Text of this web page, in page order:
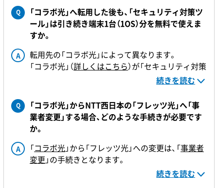
※西日本エリアからおかけください。
確認ください。
なお、転用時にプロバイダーを変更される場合、現
在ご利用中のプロバイダーのご解約手続きが必要
です（自動的に解約されません）。
現在ご利用中のプロバイダーを解約される場合、ご
契約内容によっては解約金が発生する場合があり
ますので、詳しくはご解約時にお問い合わせくださ
「コラボ光」に転用時のオプションサービスについ
て、詳しくはこちらをご確認ください。
Q
「コラボ光」へ転用した後も、「セキュリティ対策ツ
ール」は引き続き端末1台（1OS）分を無料で使えま
すか。
A
転用先の「コラボ光」によって異なります。
「コラボ光」（詳しくはこちら）が「セキュリティ対策
ツール」の標準装備分（端末1台（1OS）分の月額利用
（1OS）分を月額利用料不要でご利用いただけます。
対応状況については 「光コラボレーション事業者さ
ま」及び「お取り扱いサービス」一覧をご確認いただ
くか、転用先の「コラボ光」へお問い合わせくださ
い。
【「セキュリティ対策ツール」利用有無のご確認方
続きを読む
Q
「コラボ光」からNTT西日本の「フレッツ光」へ「事
業者変更」する場合、どのような手続きが必要です
か。
A 「コラボ光」から「フレッツ光」への変更は、「事業者
変更 」の手続きとなります。
続きを読む